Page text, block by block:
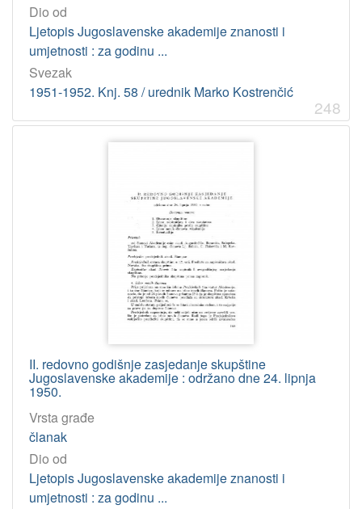
Dio od
Ljetopis Jugoslavenske akademije znanosti i
umjetnosti : za godinu ...
Svezak
1951-1952. Knj. 58 / urednik Marko Kostrenčić
248
II. redovno godišnje zasjedanje skupštine
Jugoslavenske akademije : održano dne 24. lipnja
1950.
Vrsta građe
članak
Dio od
Ljetopis Jugoslavenske akademije znanosti i
umjetnosti : za godinu ...